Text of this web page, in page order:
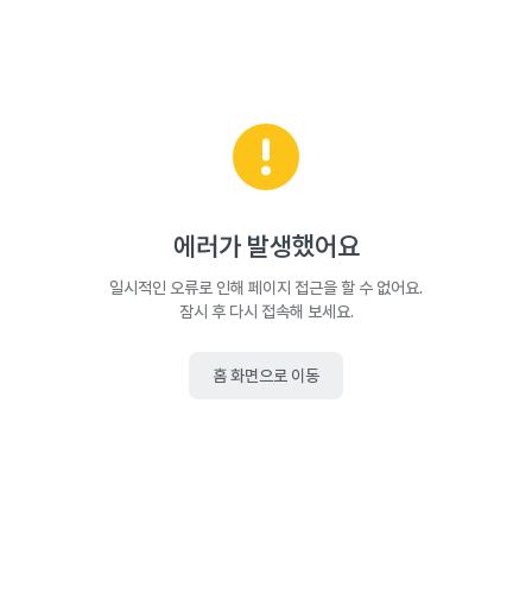
에러가 발생했어요
일시적인 오류로 인해 페이지 접근을 할 수 없어요.
잠시 후 다시 접속해 보세요.
홈 화면으로 이동